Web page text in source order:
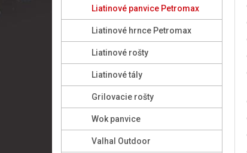
Liatinové panvice Petromax
Liatinové hrnce Petromax
Liatinové rošty
Liatinové tály
Grilovacie rošty
Wok panvice
Valhal Outdoor